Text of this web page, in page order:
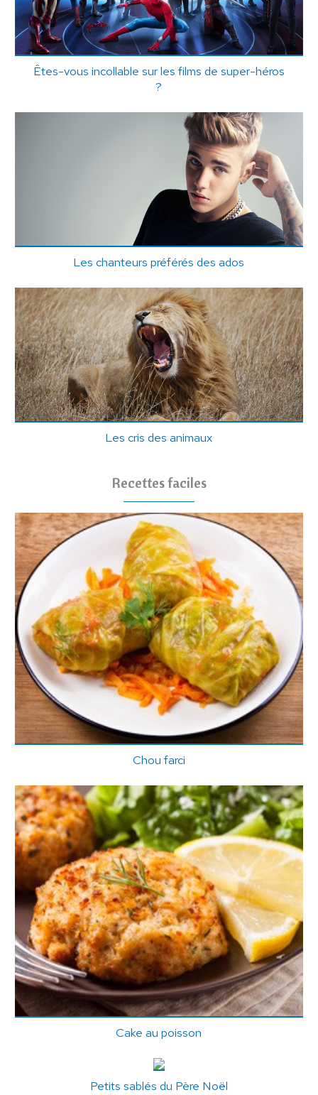
Êtes-vous incollable sur les films de super-héros
?
Les chanteurs préférés des ados
Les cris des animaux
Recettes faciles
Chou farci
Cake au poisson
Petits sablés du Père Noël